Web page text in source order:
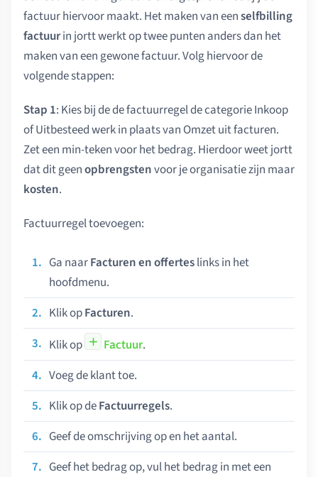
factuur hiervoor maakt. Het maken van eenselfbilling
factuurin jortt werkt op twee punten anders dan het
maken van een gewone factuur. Volg hiervoor de
volgende stappen:
Stap 1: Kies bij de de factuurregel de categorie Inkoop
of Uitbesteed werk in plaats van Omzet uit facturen.
Zet een min-teken voor het bedrag. Hierdoor weet jortt
dat dit geenopbrengstenvoor je organisatie zijn maar
kosten.
Factuurregel toevoegen:
Ga naarFacturen en offerteslinks in het
hoofdmenu.
Klik opFacturen.
Klik op
Factuur.
Voeg de klant toe.
Klik op deFactuurregels.
Geef de omschrijving op en het aantal.
Geef het bedrag op, vul het bedrag in met een